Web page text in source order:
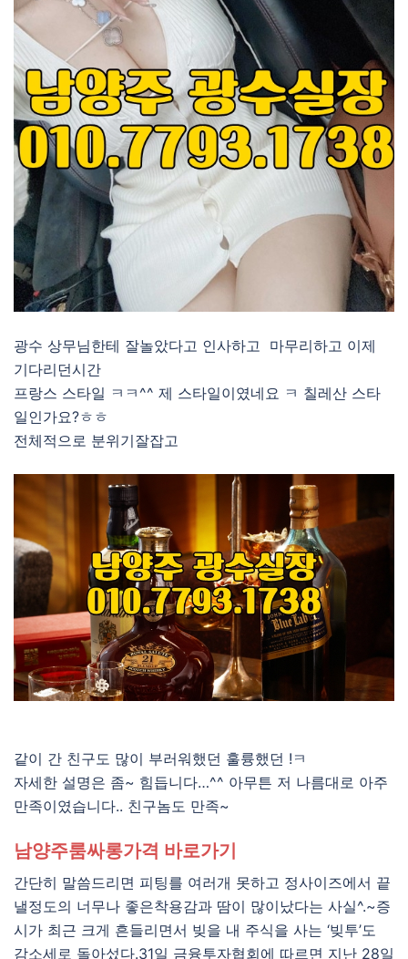
광수 상무님한테 잘놀았다고 인사하고 마무리하고 이제
기다리던시간
프랑스 스타일 ㅋㅋ^^ 제 스타일이였네요 ㅋ 칠레산 스타
일인가요?ㅎㅎ
전체적으로 분위기잘잡고
같이 간 친구도 많이 부러워했던 훌륭했던 !ㅋ
자세한 설명은 좀~ 힘듭니다…^^ 아무튼 저 나름대로 아주
만족이였습니다.. 친구놈도 만족~
남양주룸싸롱가격 바로가기
간단히 말씀드리면 피팅를 여러개 못하고 정사이즈에서 끝
낼정도의 너무나 좋은착용감과 땀이 많이났다는 사실^.~증
시가 최근 크게 흔들리면서 빚을 내 주식을 사는 ‘빚투’도
감소세로 돌아섰다.31일 금융투자협회에 따르면 지난 28일